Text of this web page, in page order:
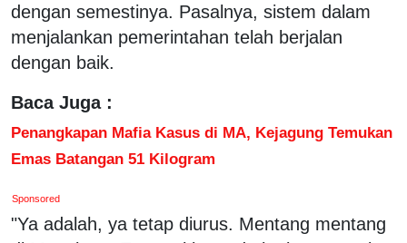
dengan semestinya. Pasalnya, sistem dalam
menjalankan pemerintahan telah berjalan
dengan baik.
Baca Juga :
Penangkapan Mafia Kasus di MA, Kejagung Temukan
Emas Batangan 51 Kilogram
Sponsored
"Ya adalah, ya tetap diurus. Mentang mentang